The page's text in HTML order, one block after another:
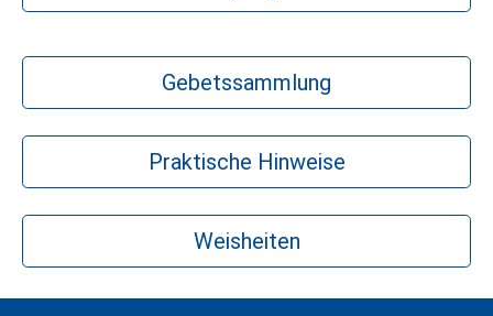
Gebetssammlung
Praktische Hinweise
Weisheiten